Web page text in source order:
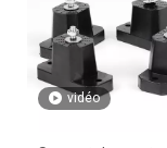
vidéo